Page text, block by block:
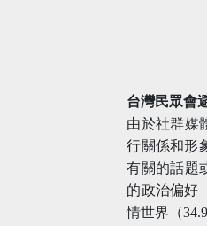
台灣民眾會
由於社群媒
行關係和形
有關的話題
的政治偏好
情世界（